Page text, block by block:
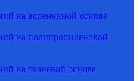
на вспененной основе
на полипропиленовой
на тканевой основе